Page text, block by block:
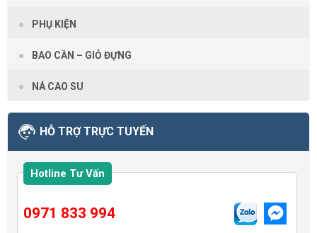
PHỤ KIỆN
BAO CẦN – GIỎ ĐỰNG
NÁ CAO SU
HỖ TRỢ TRỰC TUYẾN
Hotline Tư Vấn
0971 833 994